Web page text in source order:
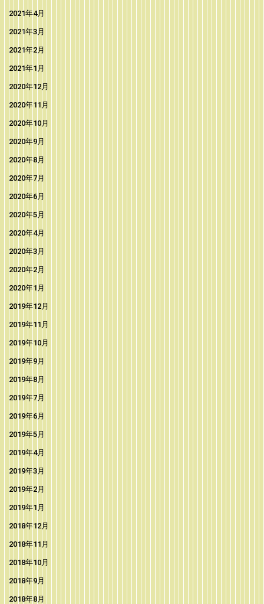
2021年4月
2021年3月
2021年2月
2021年1月
2020年12月
2020年11月
2020年10月
2020年9月
2020年8月
2020年7月
2020年6月
2020年5月
2020年4月
2020年3月
2020年2月
2020年1月
2019年12月
2019年11月
2019年10月
2019年9月
2019年8月
2019年7月
2019年6月
2019年5月
2019年4月
2019年3月
2019年2月
2019年1月
2018年12月
2018年11月
2018年10月
2018年9月
2018年8月